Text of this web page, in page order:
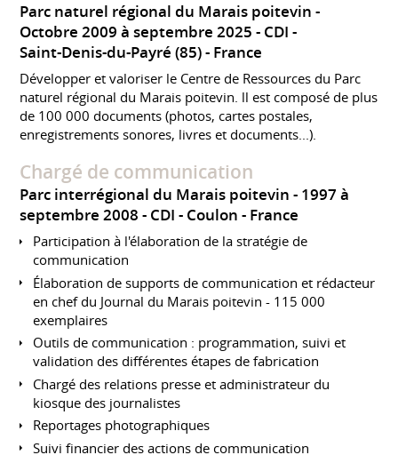
Parc naturel régional du Marais poitevin
Octobre 2009 à septembre 2025 CDI
Saint-Denis-du-Payré (85)
France
Développer et valoriser le Centre de Ressources du Parc
naturel régional du Marais poitevin. ll est composé de plus
de 100 000 documents (photos, cartes postales,
enregistrements sonores, livres et documents...).
Chargé de communication
Parc interrégional du Marais poitevin
1997 à
septembre 2008 CDI Coulon France
Participation à l'élaboration de la stratégie de
communication
Élaboration de supports de communication et rédacteur
en chef du Journal du Marais poitevin - 115 000
exemplaires
Outils de communication : programmation, suivi et
validation des différentes étapes de fabrication
Chargé des relations presse et administrateur du
kiosque des journalistes
Reportages photographiques
Suivi financier des actions de communication